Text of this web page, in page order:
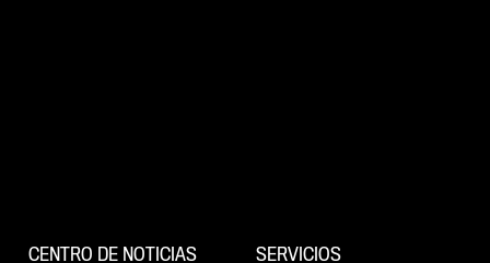
CENTRO DE NOTICIAS
SERVICIOS